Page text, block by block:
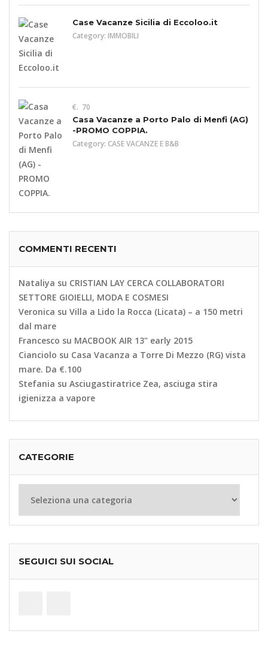
Case Vacanze Sicilia di Eccoloo.it
Category: IMMOBILI
€. 70
Casa Vacanze a Porto Palo di Menfi (AG)
-PROMO COPPIA.
Category: CASE VACANZE E B&B
COMMENTI RECENTI
Nataliya su CRISTIAN LAY CERCA COLLABORATORI
SETTORE GIOIELLI, MODA E COSMESI
Veronica su Villa a Lido la Rocca (Licata) – a 150 metri
dal mare
Francesco su MACBOOK AIR 13" early 2015
Cianciolo su Casa Vacanza a Torre Di Mezzo (RG) vista
mare. Da €.100
Stefania su Asciugastiratrice Zea, asciuga stira
igienizza a vapore
CATEGORIE
Categorie
SEGUICI SUI SOCIAL